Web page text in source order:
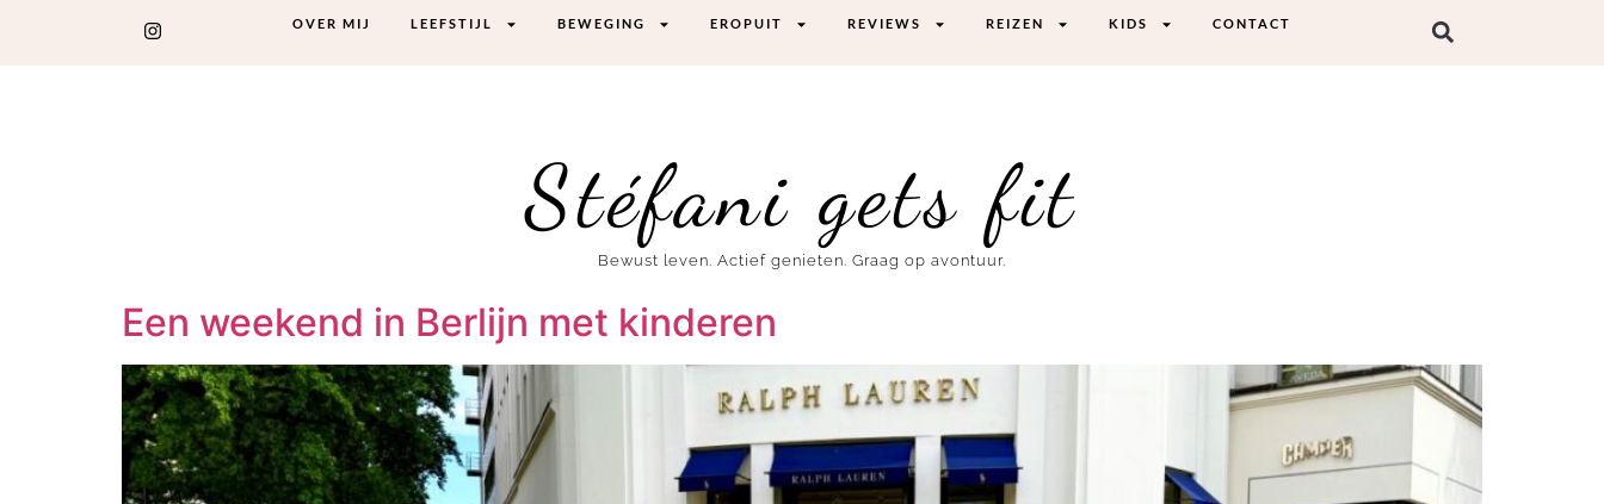
OVER MIJ LEEFSTIJL BEWEGING EROPUIT REVIEWS REIZEN KIDS CONTACT
Stéfani gets fit
Bewust leven. Actief genieten. Graag op avontuur.
Een weekend in Berlijn met kinderen